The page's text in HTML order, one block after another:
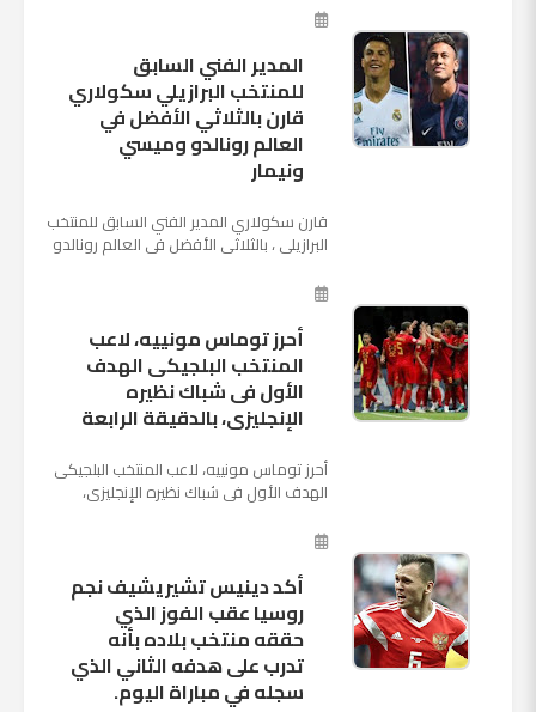
الروسية في يوم شديد الح...
المدير الفني السابق
للمنتخب البرازيلي سكولاري
قارن بالثلاثي الأفضل في
العالم رونالدو وميسي
ونيمار
قارن سكولاري المدير الفني السابق للمنتخب
البرازيلي ، بالثلاثي الأفضل في العالم رونالدو
نجم ...
أحرز توماس مونييه، لاعب
المنتخب البلجيكى الهدف
الأول فى شباك نظيره
الإنجليزى، بالدقيقة الرابعة
أحرز توماس مونييه، لاعب المنتخب البلجيكى
الهدف الأول فى شباك نظيره الإنجليزى،
بينهما حاليا على م...
أكد دينيس تشيريشيف نجم
روسيا عقب الفوز الذي
حققه منتخب بلاده بأنه
تدرب على هدفه الثاني الذي
سجله في مباراة اليوم.